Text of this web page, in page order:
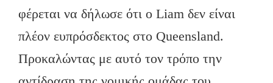
φέρεται να δήλωσε ότι ο Liam δεν είναι
πλέον ευπρόσδεκτος στο Queensland.
Προκαλώντας με αυτό τον τρόπο την